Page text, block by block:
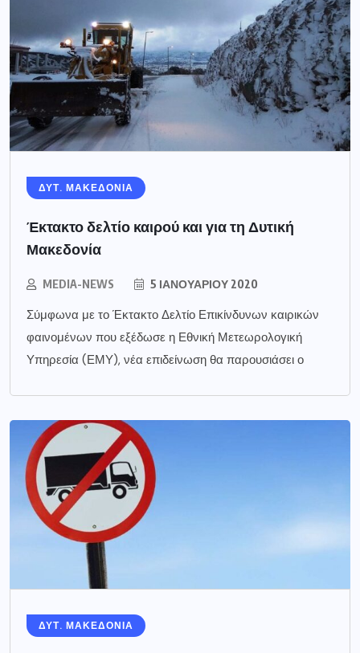
ΔΥΤ. ΜΑΚΕΔΟΝΙΑ
Έκτακτο δελτίο καιρού και για τη Δυτική
Μακεδονία
MEDIA-NEWS 5 ΙΑΝΟΥΑΡΊΟΥ 2020
Σύμφωνα με το Έκτακτο Δελτίο Επικίνδυνων καιρικών
φαινομένων που εξέδωσε η Εθνική Μετεωρολογική
Υπηρεσία (ΕΜΥ), νέα επιδείνωση θα παρουσιάσει ο
ΔΥΤ. ΜΑΚΕΔΟΝΙΑ